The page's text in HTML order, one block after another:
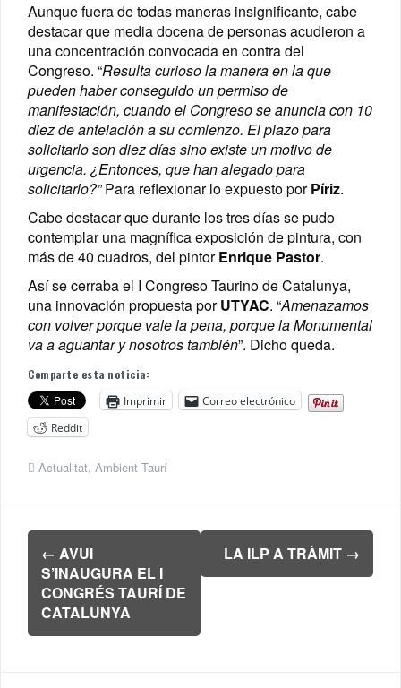
Aunque fuera de todas maneras insignificante, cabe
destacar que media docena de personas acudieron a
una concentración convocada en contra del
Congreso. “Resulta curioso la manera en la que
pueden haber conseguido un permiso de
manifestación, cuando el Congreso se anuncia con 10
diez de antelación a su comienzo. El plazo para
solicitarlo son diez días sino existe un motivo de
urgencia. ¿Entonces, que han alegado para
solicitarlo?”Para reflexionar lo expuesto porPíriz.
Cabe destacar que durante los tres días se pudo
contemplar una magnífica exposición de pintura, con
más de 40 cuadros, del pintorEnrique Pastor.
Así se cerraba el I Congreso Taurino de Catalunya,
una innovación propuesta porUTYAC. “Amenazamos
con volver porque vale la pena, porque la Monumental
va a aguantar y nosotros también”. Dicho queda.
Comparte esta noticia:
Imprimir
Correo electrónico
Reddit
Actualitat, Ambient Taurí
Navegación
de
entradas
← AVUI
S’INAUGURA EL I
CONGRÉS TAURÍ DE
CATALUNYA
LA ILP A TRÀMIT →